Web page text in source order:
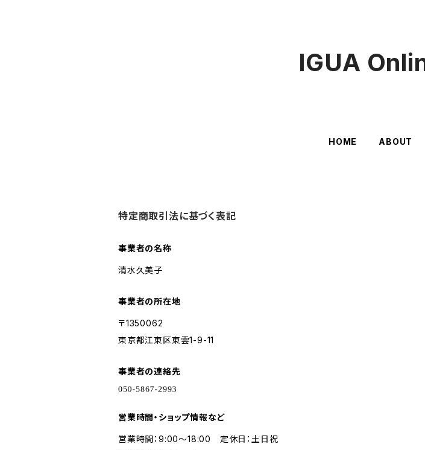
IGUA
HOME ABOUT
特定商取引法に基づく表記
事業者の名称
清水久美子
事業者の所在地
〒1350062
東京都江東区東雲1-9-11
事業者の連絡先
営業時間・ショップ情報など
営業時間：9:00〜18:00 定休日：土日祝